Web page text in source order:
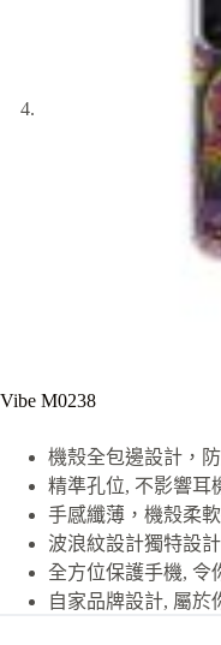
Vibe M0238
機殼全包邊設計，
精準孔位, 不影響耳
手感纖薄，機殼柔
波浪紋設計獨特設
全方位保護手機, 令
自家品牌設計, 屬於